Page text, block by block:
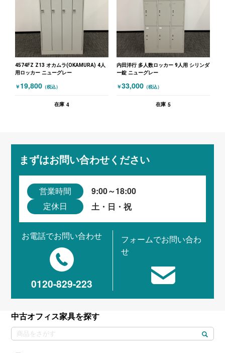
4574FZ Z13 オカムラ(OKAMURA) 4人
用ロッカー ニューグレー
￥ 19,800 （税込）
在庫 4
内田洋行 多人数ロッカー 9人用 シリンダ
ー錠 ニューグレー
￥33,000 （税込）
在庫 5
まずはお問い合わせください
営業時間 9:00～18:00
定休日 土・日・祝
お電話でお問い合わせ
0120-829-223
フォームでお問い合わ
せ
中古オフィス家具を探す